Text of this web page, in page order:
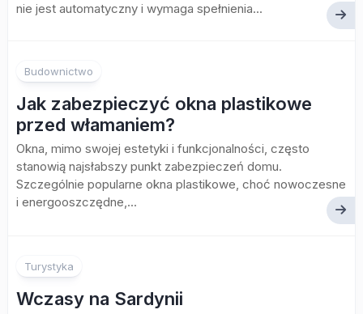
nie jest automatyczny i wymaga spełnienia...
Budownictwo
Jak zabezpieczyć okna plastikowe
przed włamaniem?
Okna, mimo swojej estetyki i funkcjonalności, często
stanowią najsłabszy punkt zabezpieczeń domu.
Szczególnie popularne okna plastikowe, choć nowoczesne
i energooszczędne,...
Turystyka
Wczasy na Sardynii